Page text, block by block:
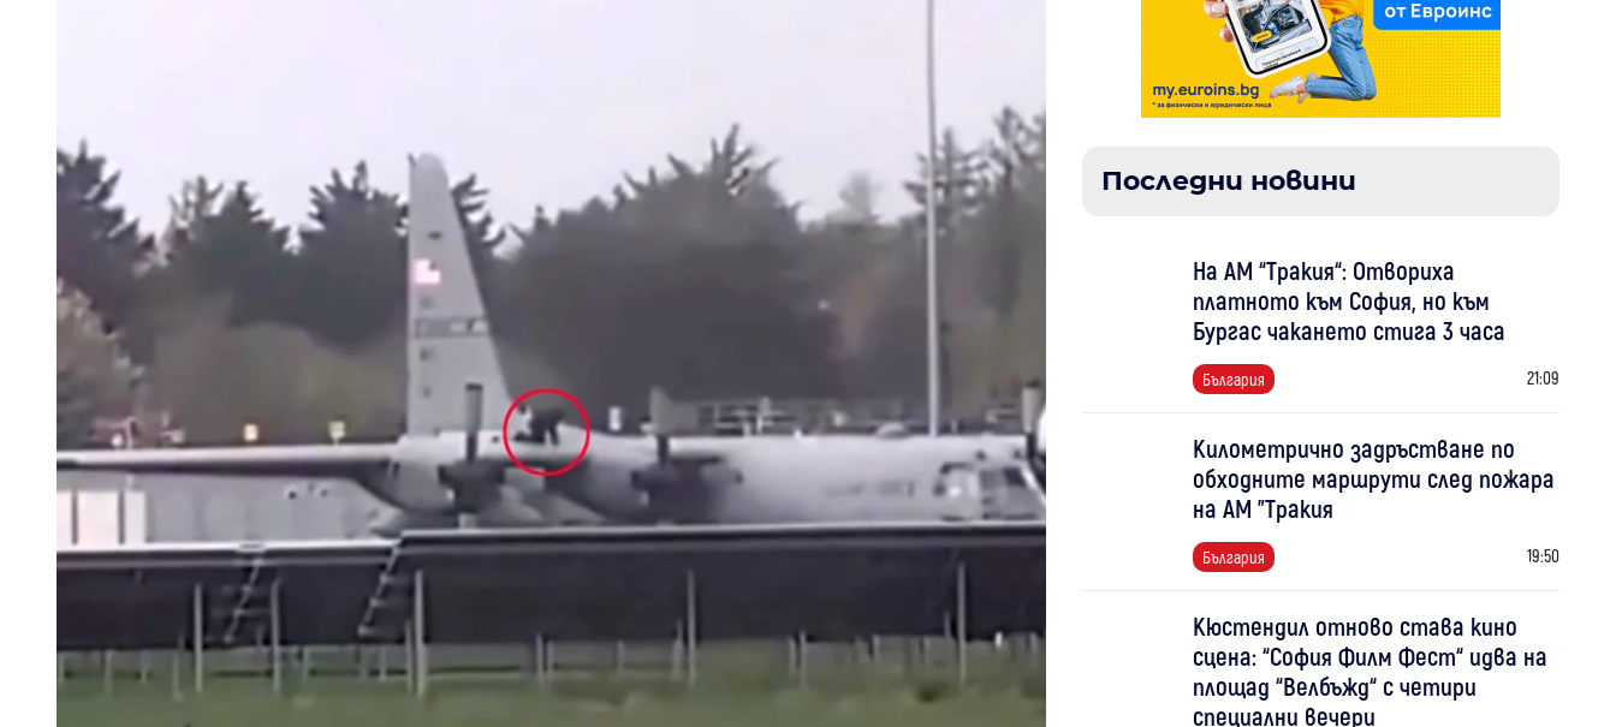
Последни новини
На АМ “Тракия“: Отвориха
платното към София, но към
Бургас чакането стига 3 часа
България 21:09
Километрично задръстване по
обходните маршрути след пожара
на АМ "Тракия
България 19:50
Кюстендил отново става кино
сцена: “София Филм Фест“ идва на
площад “Велбъжд“ с четири
специални вечери